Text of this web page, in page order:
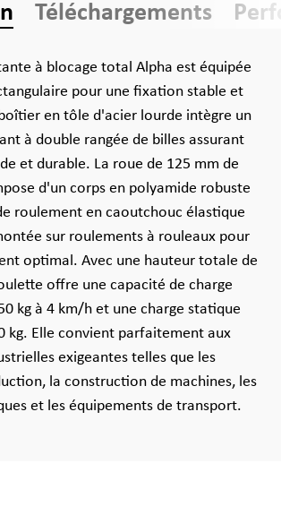
Téléchargements
à blocage total Alpha est équipée
pour une fixation stable et
en tôle d'acier lourde intègre un
à double rangée de billes assurant
et durable. La roue de 125 mm de
d'un corps en polyamide robuste
roulement en caoutchouc élastique
sur roulements à rouleaux pour
optimal. Avec une hauteur totale de
offre une capacité de charge
kg à 4 km/h et une charge statique
kg. Elle convient parfaitement aux
exigeantes telles que les
la construction de machines, les
et les équipements de transport.